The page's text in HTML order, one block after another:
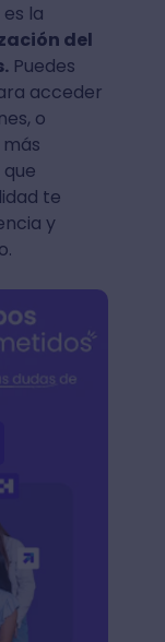
la
del
Puedes
acceder
o
te
y